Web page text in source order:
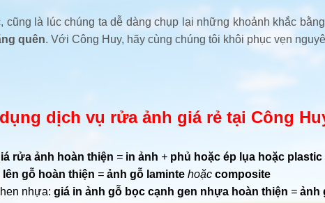
là lúc chúng ta dễ dàng chụp lại những khoảnh khắc
quên. Với Công Huy, hãy cùng chúng tôi khôi phục vẹn
dịch vụ rửa ảnh giá rẻ tại Công
rửa ảnh hoàn thiện = in ảnh + phủ hoặc ép lụa hoặc plastic
lên gỗ hoàn thiện = ảnh gỗ laminte hoặc composite
nhựa: giá in ảnh gỗ bọc cạnh gen nhựa hoàn thiện = ảnh